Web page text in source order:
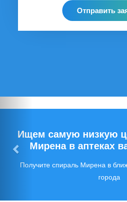
Отправить
Ищем самую низкую
Мирена в аптеках
Получите спираль Мирена в
города